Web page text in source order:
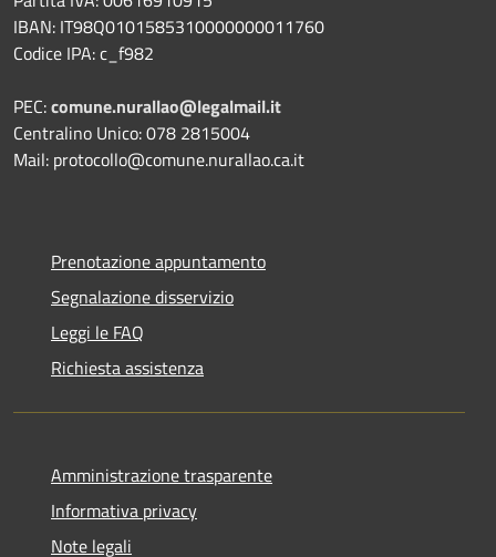
IBAN: IT98Q0101585310000000011760
Codice IPA: c_f982
PEC:comune.nurallao@legalmail.it
Centralino Unico: 078 2815004
Mail: protocollo@comune.nurallao.ca.it
Prenotazione appuntamento
Segnalazione disservizio
Leggi le FAQ
Richiesta assistenza
Amministrazione trasparente
Informativa privacy
Note legali